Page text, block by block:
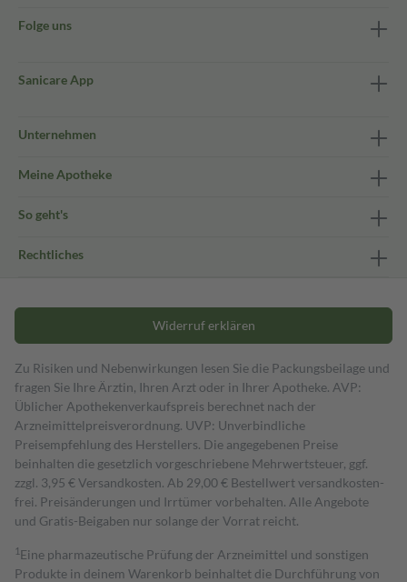
Folge uns
Sanicare App
Unternehmen
Meine Apotheke
So geht's
Rechtliches
Widerruf erklären
Zu Risiken und Nebenwirkungen lesen Sie die Packungsbeilage und
fragen Sie Ihre Ärztin, Ihren Arzt oder in Ihrer Apotheke. AVP:
Üblicher Apothekenverkaufspreis berechnet nach der
Arzneimittelpreisverordnung. UVP: Unverbindliche
Preisempfehlung des Herstellers. Die angegebenen Preise
beinhalten die gesetzlich vorgeschriebene Mehrwertsteuer, ggf.
zzgl. 3,95 € Versandkosten. Ab 29,00 € Bestell­wert versand­kosten­
frei. Preisänderungen und Irrtümer vorbehalten. Alle Angebote
und Gratis-Beigaben nur solange der Vorrat reicht.
1 Eine pharmazeutische Prüfung der Arzneimittel und sonstigen
Produkte in deinem Warenkorb beinhaltet die Durchführung von